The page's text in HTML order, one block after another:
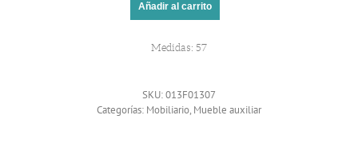
Añadir al carrito
Medidas: 57
SKU:013F01307
Categorías: Mobiliario, Mueble auxiliar